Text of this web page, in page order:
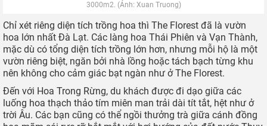
3000m2. (Ảnh: Xuan Truong)
Chỉ xét riêng diện tích trồng hoa thì The Florest đã là vườn
hoa lớn nhất Đà Lạt. Các làng hoa Thái Phiên và Vạn Thành,
mặc dù có tổng diện tích trồng lớn hơn, nhưng mỗi hộ là một
vườn riêng biệt, ngăn bởi nhà lồng hoặc tách bạch từng khu
nên không cho cảm giác bạt ngàn như ở The Florest.
Đến với Hoa Trong Rừng, du khách được đi dạo giữa các
luống hoa thạch thảo tím miên man trải dài tít tắt, hệt như ở
trời Âu. Các bạn cũng có thể ngồi thưởng trà giữa cánh đồng